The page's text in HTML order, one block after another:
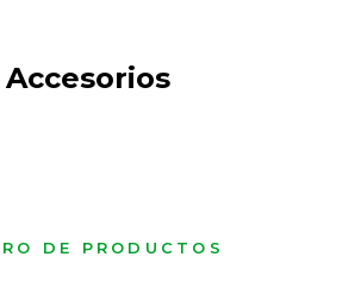
Accesorios
DE PRODUCTOS